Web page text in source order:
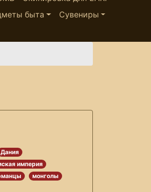
быта
Сувениры
Дания
империя
монголы